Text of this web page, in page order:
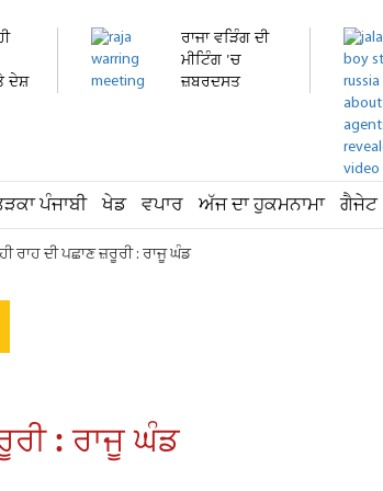
ਦੇਸ਼
ਰਾਜਾ ਵੜਿੰਗ ਦੀ
ਮੀਟਿੰਗ 'ਚ
ਜ਼ਬਰਦਸਤ
ਪੰਜਾਬੀ ਖੇਡ ਵਪਾਰ ਅੱਜ ਦਾ ਹੁਕਮਨਾਮਾ ਗੈਜੇਟ
ਰਾਹ ਦੀ ਪਛਾਣ ਜ਼ਰੂਰੀ : ਰਾਜੂ ਘੰਡ
: ਰਾਜੂ ਘੰਡ